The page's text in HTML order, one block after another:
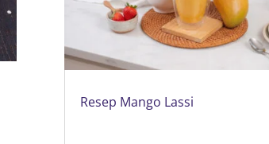
Resep Mango Lassi